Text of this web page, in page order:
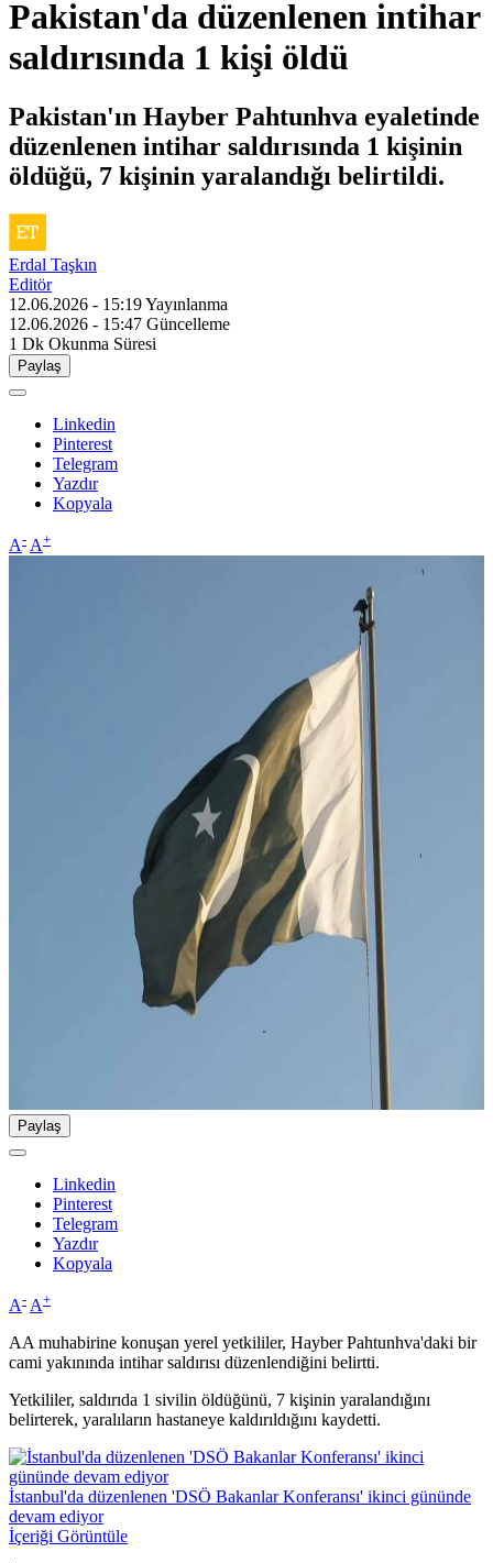
Pakistan'da düzenlenen intihar
saldırısında 1 kişi öldü
Pakistan'ın Hayber Pahtunhva eyaletinde
düzenlenen intihar saldırısında 1 kişinin
öldüğü, 7 kişinin yaralandığı belirtildi.
Erdal Taşkın
Editör
12.06.2026 - 15:19Yayınlanma
12.06.2026 - 15:47 Güncelleme
1 Dk Okunma Süresi
Paylaş
Linkedin
Pinterest
Telegram
Yazdır
Kopyala
A- A+
Paylaş
Linkedin
Pinterest
Telegram
Yazdır
Kopyala
A- A+
AA muhabirine konuşan yerel yetkililer, Hayber Pahtunhva'daki bir
cami yakınında intihar saldırısı düzenlendiğini belirtti.
Yetkililer, saldırıda 1 sivilin öldüğünü, 7 kişinin yaralandığını
belirterek, yaralıların hastaneye kaldırıldığını kaydetti.
İstanbul'da düzenlenen 'DSÖ Bakanlar Konferansı' ikinci gününde
devam ediyor
İçeriği Görüntüle